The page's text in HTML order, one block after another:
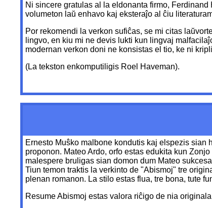
Ni sincere gratulas al la eldonanta firmo,
volumeton laŭ enhavo kaj eksteraĵo al ĉiu
Por rekomendi la verkon sufiĉas, se mi citas
lingvo, en kiu mi ne devis lukti kun lingvaj
modernan verkon doni ne konsistas el tio, ke ni
(La tekston enkomputiligis Roel Haveman).
Ernesto Muŝko malbone kondutis kaj elspezis
proponon. Mateo Ardo, orfo estas edukita kun
malespere bruligas sian domon dum Mateo
Tiun temon traktis la verkinto de "Abismoj" tre
plenan romanon. La stilo estas flua, tre bona, tute
Resume Abismoj estas valora riĉigo de nia